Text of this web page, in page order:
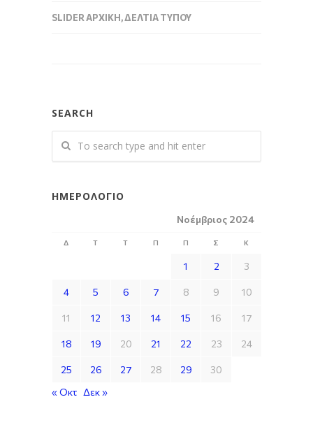
SLIDER ΑΡΧΙΚΉ,ΔΕΛΤΊΑ ΤΎΠΟΥ
SEARCH
ΗΜΕΡΟΛΌΓΙΟ
Νοέμβριος 2024
Δ Τ Τ Π Π Σ Κ
1 2 3
4 5 6 7 8 9 10
11 12 13 14 15 16 17
18 19 20 21 22 23 24
25 26 27 28 29
30
« Οκτ Δεκ »